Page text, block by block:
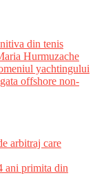
din tenis
Hurmuzache
yachtingului
offshore non-
arbitraj care
ani primita din